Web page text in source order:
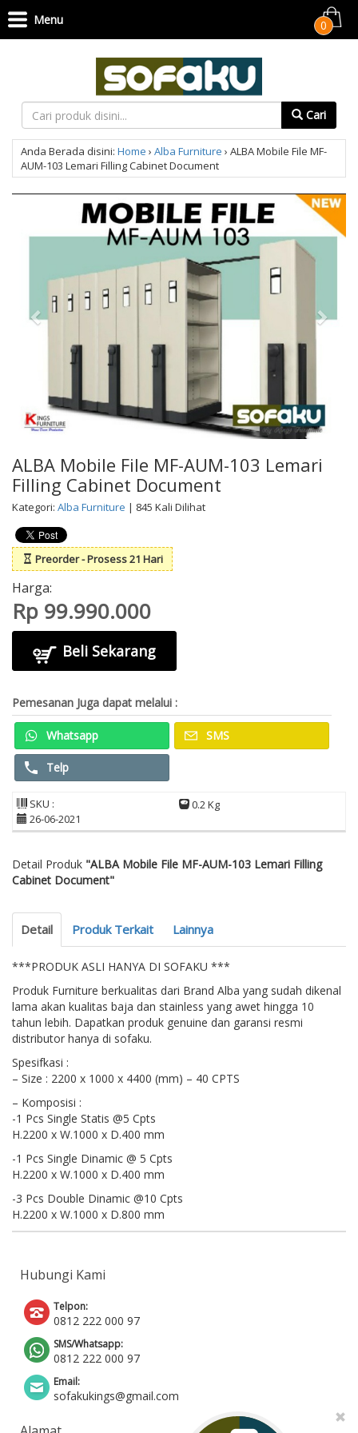
Cari
0
Menu
Anda Berada disini: Home › Alba Furniture › ALBA Mobile File MF-
AUM-103 Lemari Filling Cabinet Document
ALBA Mobile File MF-AUM-103 Lemari
Filling Cabinet Document
Kategori: Alba Furniture | 845 Kali Dilihat
Preorder - Prosess 21 Hari
Harga:
Rp 99.990.000
Beli Sekarang
Pemesanan Juga dapat melalui :
Whatsapp SMS
Telp
SKU :
0.2 Kg
26-06-2021
Detail Produk "ALBA Mobile File MF-AUM-103 Lemari Filling
Cabinet Document"
Detail Produk Terkait Lainnya
***PRODUK ASLI HANYA DI SOFAKU ***
Produk Furniture berkualitas dari Brand Alba yang sudah dikenal
lama akan kualitas baja dan stainless yang awet hingga 10
tahun lebih. Dapatkan produk genuine dan garansi resmi
distributor hanya di sofaku.
Spesifkasi :
– Size : 2200 x 1000 x 4400 (mm) – 40 CPTS
– Komposisi :
-1 Pcs Single Statis @5 Cpts
H.2200 x W.1000 x D.400 mm
-1 Pcs Single Dinamic @ 5 Cpts
H.2200 x W.1000 x D.400 mm
-3 Pcs Double Dinamic @10 Cpts
H.2200 x W.1000 x D.800 mm
Hubungi Kami
Telpon:
0812 222 000 97
SMS/Whatsapp:
0812 222 000 97
Email:
sofakukings@gmail.com